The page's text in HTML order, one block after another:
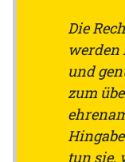
Die
werden
und
zum
tun sie,